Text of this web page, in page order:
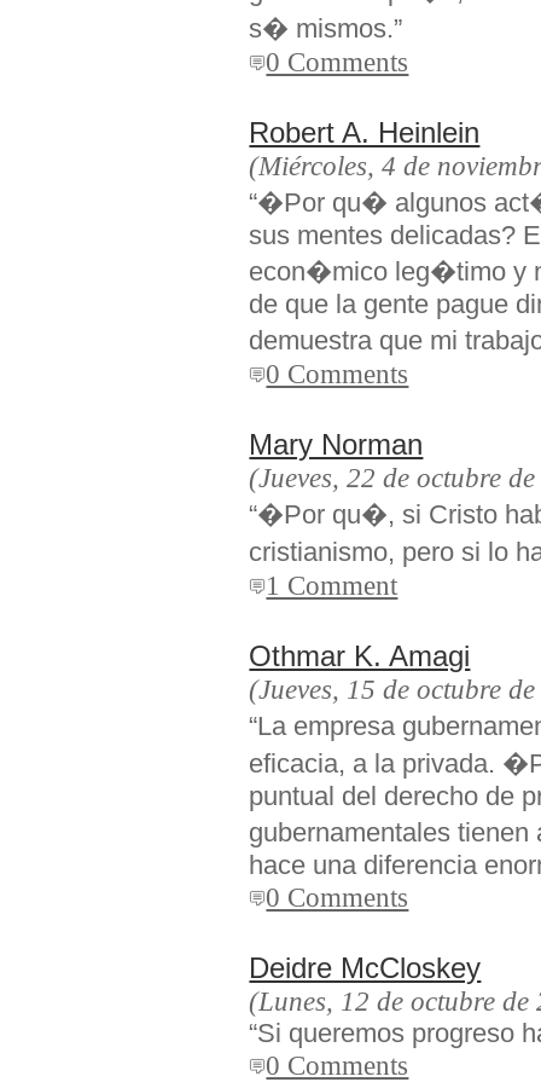
s� mismos.”
0 Comments
Robert A. Heinlein
(Miércoles, 4 de
“�Por qu� algunos
sus mentes delicadas?
econ�mico leg�timo y
de que la gente pague
demuestra que mi
0 Comments
Mary Norman
(Jueves, 22 de octubre
“�Por qu�, si Cristo
cristianismo, pero si lo
1 Comment
Othmar K. Amagi
(Jueves, 15 de octubre
“La empresa
eficacia, a la privada.
puntual del derecho de
gubernamentales
hace una diferencia
0 Comments
Deidre McCloskey
(Lunes, 12 de octubre de
“Si queremos progreso
0 Comments